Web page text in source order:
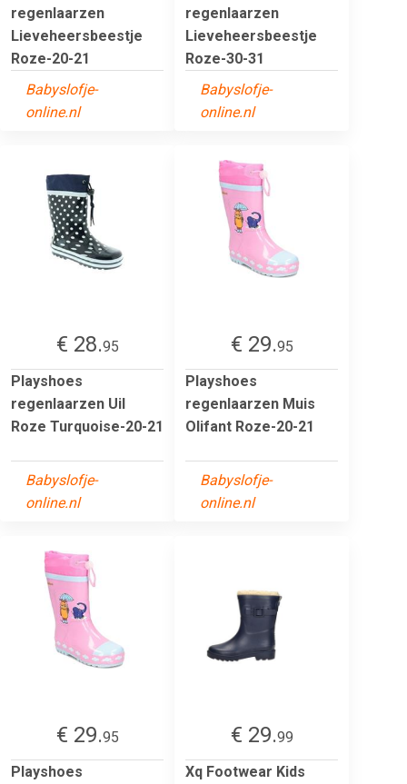
regenlaarzen
Lieveheersbeestje
Roze-20-21
Babyslofje-
online.nl
regenlaarzen
Lieveheersbeestje
Roze-30-31
Babyslofje-
online.nl
€ 28.95
Playshoes
regenlaarzen Uil
Roze Turquoise-20-21
Babyslofje-
online.nl
€ 29.95
Playshoes
regenlaarzen Muis
Olifant Roze-20-21
Babyslofje-
online.nl
€ 29.95
Playshoes
€ 29.99
Xq Footwear Kids